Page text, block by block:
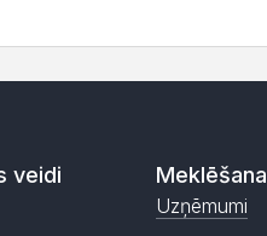
veidi Meklēšana
Uzņēmumi